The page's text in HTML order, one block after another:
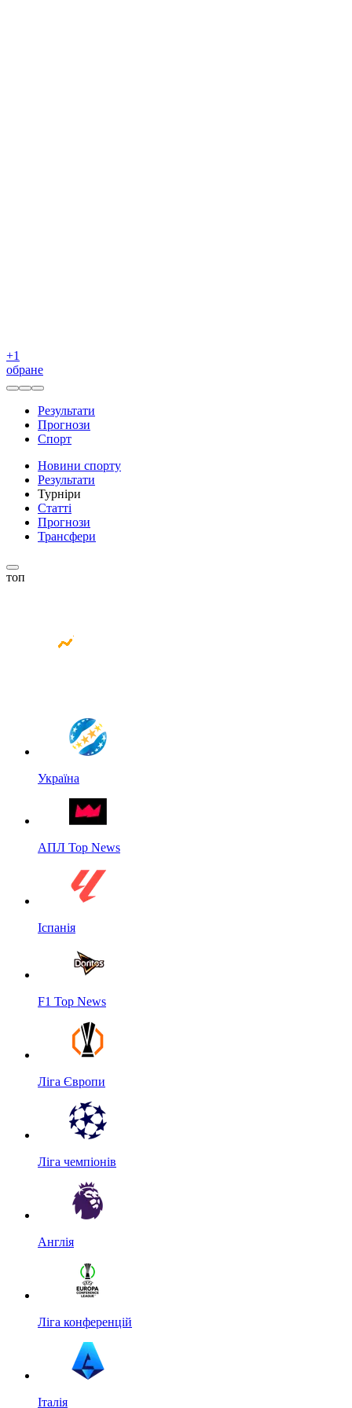
+1
обране
Результати
Прогнози
Спорт
Новини спорту
Результати
Турніри
Статті
Прогнози
Трансфери
топ
Україна
АПЛ Top News
Іспанія
F1 Top News
Ліга Європи
Ліга чемпіонів
Англія
Ліга конференцій
Італія